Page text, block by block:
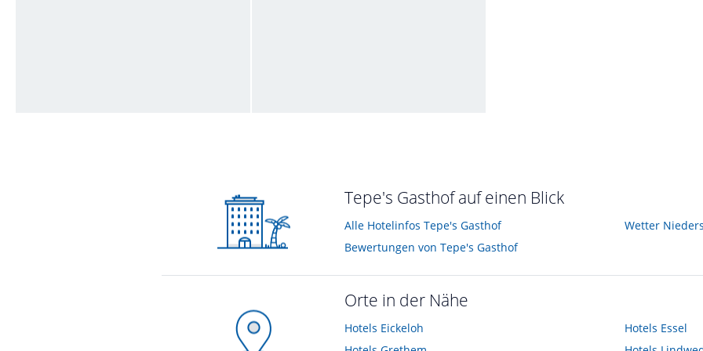
Tepe's Gasthof auf einen Blick
Alle Hotelinfos Tepe's Gasthof
Bewertungen von Tepe's Gasthof
Wetter
Orte in der Nähe
Hotels Eickeloh
Hotels Essel